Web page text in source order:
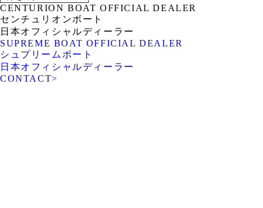
CENTURION BOAT OFFICIAL DEALER
センチュリオンボート
日本オフィシャルディーラー
SUPREME BOAT OFFICIAL DEALER
シュプリームボート
日本オフィシャルディーラー
CONTACT>